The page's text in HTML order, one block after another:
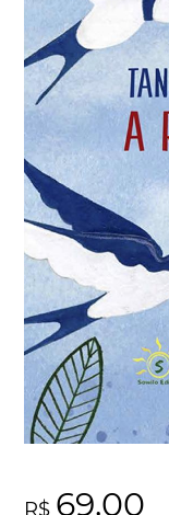
R$ 69,00